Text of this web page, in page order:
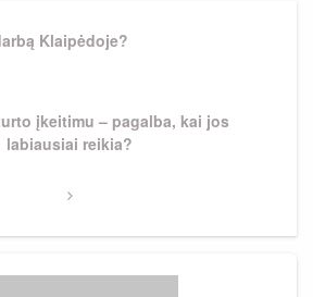
Klaipėdoje?
įkeitimu – pagalba, kai jos
labiausiai reikia?